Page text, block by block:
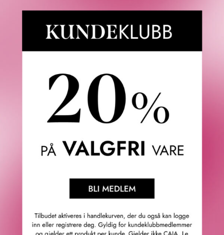
770KR
FRA473KR
Våre kunder om oss
4.9
Basert på 21963 verifiserte omtaler. Se alle omtaler.